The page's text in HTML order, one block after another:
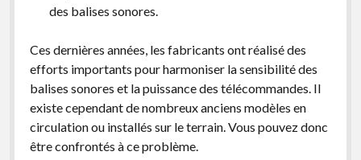
des balises sonores.
Ces dernières années, les fabricants ont réalisé des
efforts importants pour harmoniser la sensibilité des
balises sonores et la puissance des télécommandes. Il
existe cependant de nombreux anciens modèles en
circulation ou installés sur le terrain. Vous pouvez donc
être confrontés à ce problème.